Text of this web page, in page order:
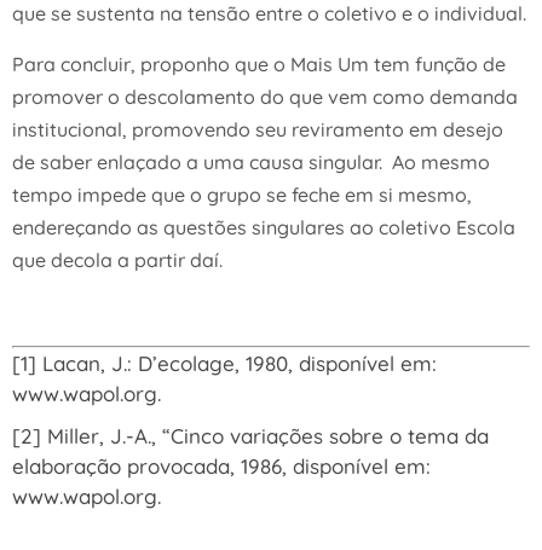
que se sustenta na tensão entre o coletivo e o individual.
Para concluir, proponho que o Mais Um tem função de
promover o descolamento do que vem como demanda
institucional, promovendo seu reviramento em desejo
de saber enlaçado a uma causa singular. Ao mesmo
tempo impede que o grupo se feche em si mesmo,
endereçando as questões singulares ao coletivo Escola
que decola a partir daí.
[1] Lacan, J.: D’ecolage, 1980, disponível em:
www.wapol.org.
[2] Miller, J.-A., “Cinco variações sobre o tema da
elaboração provocada, 1986, disponível em:
www.wapol.org.